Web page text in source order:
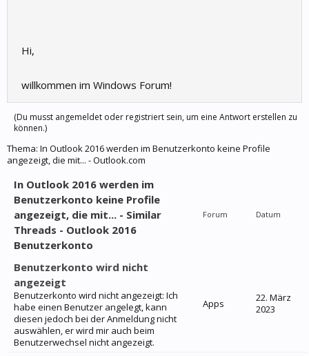
Hi,
willkommen im Windows Forum!
(Du musst angemeldet oder registriert sein, um eine Antwort erstellen zu
können.)
Thema: In Outlook 2016 werden im Benutzerkonto keine Profile
angezeigt, die mit... - Outlook.com
In Outlook 2016 werden im
Benutzerkonto keine Profile
angezeigt, die mit... - Similar
Threads - Outlook 2016
Benutzerkonto
Forum Datum
Benutzerkonto wird nicht
angezeigt
Benutzerkonto wird nicht angezeigt: Ich
habe einen Benutzer angelegt, kann
diesen jedoch bei der Anmeldung nicht
auswählen, er wird mir auch beim
Benutzerwechsel nicht angezeigt.
Apps
22. März
2023